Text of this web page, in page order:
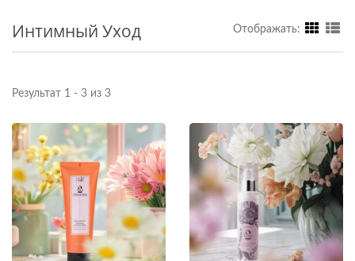
Интимный Уход Отображать:
Результат 1 - 3 из 3